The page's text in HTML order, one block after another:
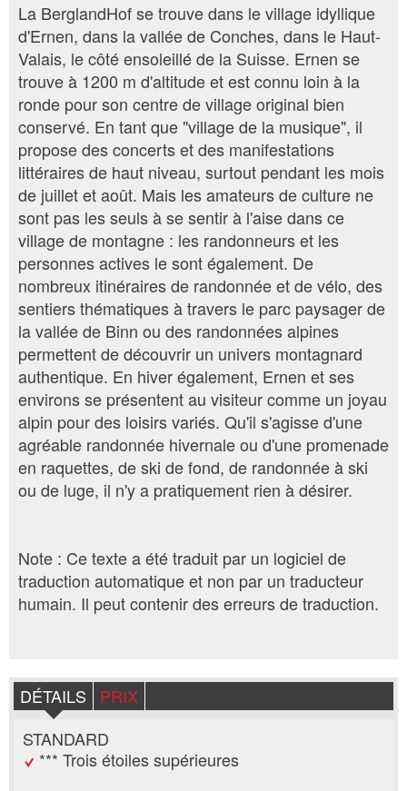
La BerglandHof se trouve dans le village idyllique
d'Ernen, dans la vallée de Conches, dans le Haut-
Valais, le côté ensoleillé de la Suisse. Ernen se
trouve à 1200 m d'altitude et est connu loin à la
ronde pour son centre de village original bien
conservé. En tant que "village de la musique", il
propose des concerts et des manifestations
littéraires de haut niveau, surtout pendant les mois
de juillet et août. Mais les amateurs de culture ne
sont pas les seuls à se sentir à l'aise dans ce
village de montagne : les randonneurs et les
personnes actives le sont également. De
nombreux itinéraires de randonnée et de vélo, des
sentiers thématiques à travers le parc paysager de
la vallée de Binn ou des randonnées alpines
permettent de découvrir un univers montagnard
authentique. En hiver également, Ernen et ses
environs se présentent au visiteur comme un joyau
alpin pour des loisirs variés. Qu'il s'agisse d'une
agréable randonnée hivernale ou d'une promenade
en raquettes, de ski de fond, de randonnée à ski
ou de luge, il n'y a pratiquement rien à désirer.
Note : Ce texte a été traduit par un logiciel de
traduction automatique et non par un traducteur
humain. Il peut contenir des erreurs de traduction.
DÉTAILS
PRIX
STANDARD
*** Trois étoiles supérieures